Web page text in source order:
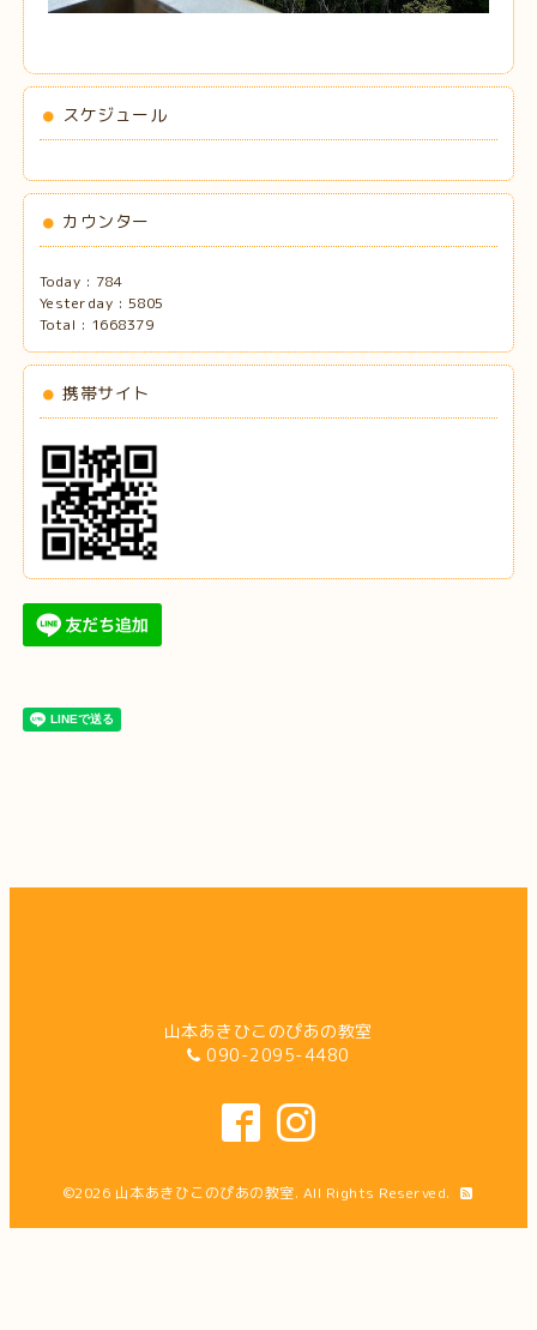
スケジュール
カウンター
Today : 784
Yesterday : 5805
Total : 1668379
携帯サイト
山本あきひこのぴあの教室
090-2095-4480
©2026 山本あきひこのぴあの教室. All Rights Reserved.